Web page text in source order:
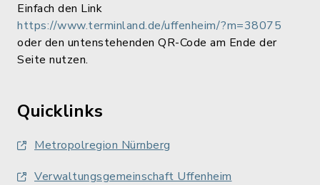
Einfach den Link
https://www.terminland.de/uffenheim/?m=38075
oder den untenstehenden QR-Code am Ende der
Seite nutzen.
Quicklinks
Metropolregion Nürnberg
Verwaltungsgemeinschaft Uffenheim